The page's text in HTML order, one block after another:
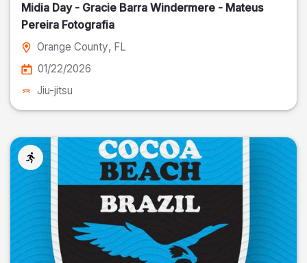
Midia Day - Gracie Barra Windermere - Mateus
Pereira Fotografia
Orange County, FL
01/22/2026
Jiu-jitsu